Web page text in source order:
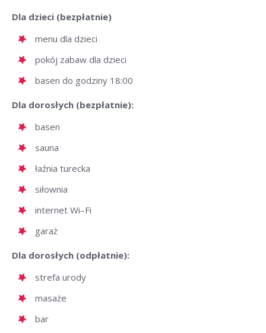
Dla dzieci (bezpłatnie)
menu dla dzieci
pokój zabaw dla dzieci
basen do godziny 18:00
Dla dorosłych (bezpłatnie):
basen
sauna
łaźnia turecka
siłownia
internet Wi–Fi
garaż
Dla dorosłych (odpłatnie):
strefa urody
masaże
bar